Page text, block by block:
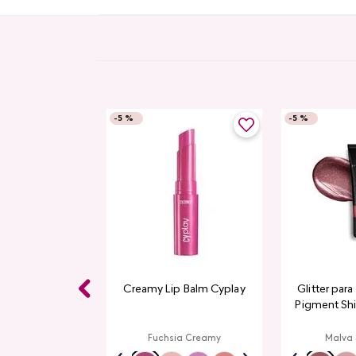
-5 %
Creamy Lip Balm Cyplay
Fuchsia Creamy
-5 %
Glitter para
Pigment
Malva